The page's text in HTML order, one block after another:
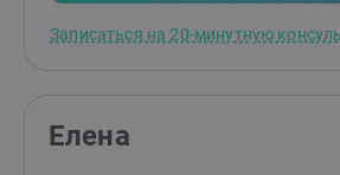
Записаться на 20-минутную
Елена